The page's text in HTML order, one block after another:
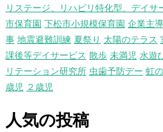
リステージ、リハビリ特化型、デイ
市保育園 下松市小規模保育園 企業主
事 地震避難訓練 夏祭り 太陽のテラス
課後等デイサービス 散歩 未満児 水遊
リテーション研究所 虫歯予防デー 虹
歳児 ２歳児
人気の投稿